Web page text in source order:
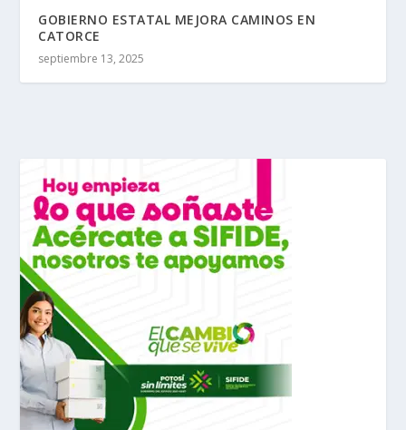
GOBIERNO ESTATAL MEJORA CAMINOS EN
CATORCE
septiembre 13, 2025